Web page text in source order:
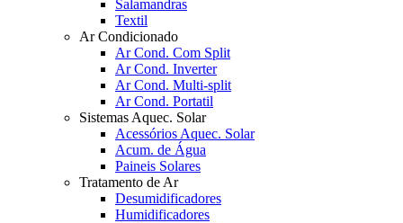
Salamandras
Textil
Ar Condicionado
Ar Cond. Com Split
Ar Cond. Inverter
Ar Cond. Multi-split
Ar Cond. Portatil
Sistemas Aquec. Solar
Acessórios Aquec. Solar
Acum. de Água
Paineis Solares
Tratamento de Ar
Desumidificadores
Humidificadores